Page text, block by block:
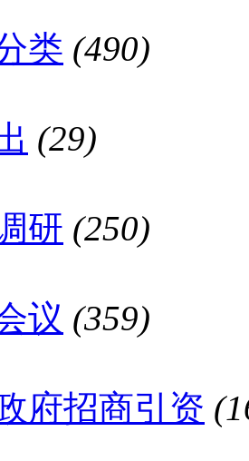
类 (490)
(29)
研 (250)
议 (359)
府招商引资